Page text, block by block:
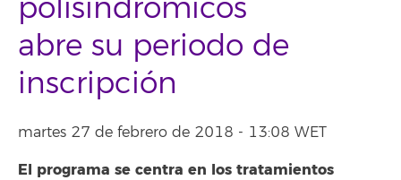
polisindrómicos
abre su periodo de
inscripción
martes 27 de febrero de 2018 - 13:08 WET
El programa se centra en los tratamientos